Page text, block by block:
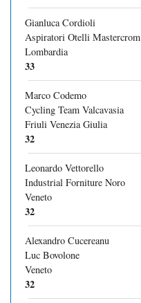
Gianluca Cordioli
Aspiratori Otelli Mastercrom
Lombardia
33
Marco Codemo
Cycling Team Valcavasia
Friuli Venezia Giulia
32
Leonardo Vettorello
Industrial Forniture Noro
Veneto
32
Alexandro Cucereanu
Luc Bovolone
Veneto
32